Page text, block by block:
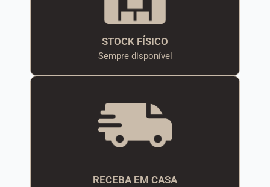
STOCK FÍSICO
Sempre disponível
RECEBA EM CASA